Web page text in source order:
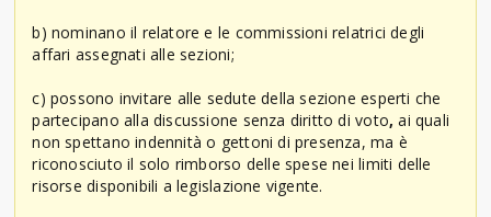
b) nominano il relatore e le commissioni relatrici degli
affari assegnati alle sezioni;
c) possono invitare alle sedute della sezione esperti che
partecipano alla discussione senza diritto di voto, ai quali
non spettano indennità o gettoni di presenza, ma è
riconosciuto il solo rimborso delle spese nei limiti delle
risorse disponibili a legislazione vigente.